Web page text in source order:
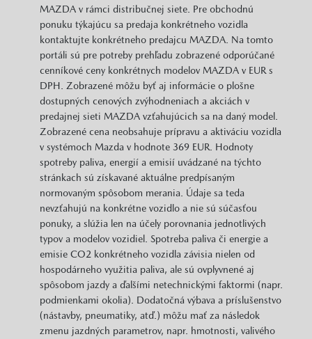
MAZDA v rámci distribučnej siete. Pre obchodnú
ponuku týkajúcu sa predaja konkrétneho vozidla
kontaktujte konkrétneho predajcu MAZDA. Na tomto
portáli sú pre potreby prehľadu zobrazené odporúčané
cenníkové ceny konkrétnych modelov MAZDA v EUR s
DPH. Zobrazené môžu byť aj informácie o plošne
dostupných cenových zvýhodneniach a akciách v
predajnej sieti MAZDA vzťahujúcich sa na daný model.
Zobrazené cena neobsahuje prípravu a aktiváciu vozidla
v systémoch Mazda v hodnote 369 EUR. Hodnoty
spotreby paliva, energií a emisií uvádzané na týchto
stránkach sú získavané aktuálne predpísaným
normovaným spôsobom merania. Údaje sa teda
nevzťahujú na konkrétne vozidlo a nie sú súčasťou
ponuky, a slúžia len na účely porovnania jednotlivých
typov a modelov vozidiel. Spotreba paliva či energie a
emisie CO2 konkrétneho vozidla závisia nielen od
hospodárneho využitia paliva, ale sú ovplyvnené aj
spôsobom jazdy a ďalšími netechnickými faktormi (napr.
podmienkami okolia). Dodatočná výbava a príslušenstvo
(nástavby, pneumatiky, atď.) môžu mať za následok
zmenu jazdných parametrov, napr. hmotnosti, valivého